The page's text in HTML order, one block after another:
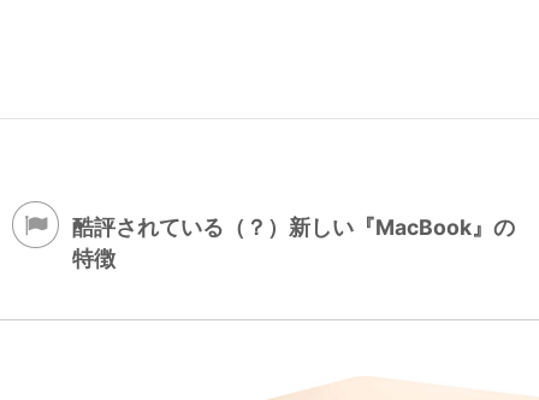
酷評されている（？）新しい『MacBook』の
特徴